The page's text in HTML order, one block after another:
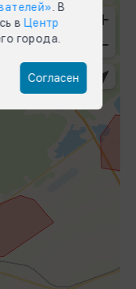
. В
в Центр
города.
Согласен